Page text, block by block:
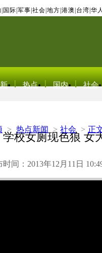
国际 军事 社会 地方 港澳 台湾 华人
热点 国内 社会
> 热点新闻 > 社会 > 正
学校女厕现色狼 女
时间：2013年12月11日